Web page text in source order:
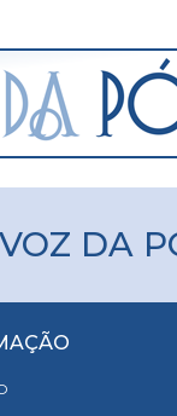
DA